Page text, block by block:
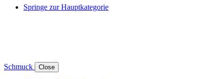
Springe zur Hauptkategorie
Schmuck Close